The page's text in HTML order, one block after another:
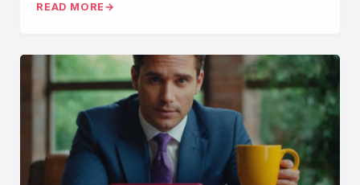
READ MORE